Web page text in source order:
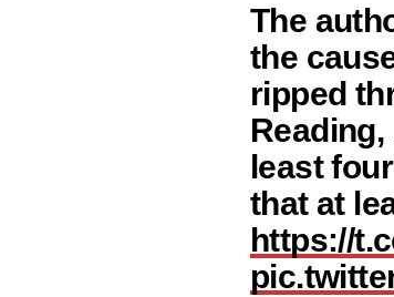
The
the
ripped
least
that at
https://